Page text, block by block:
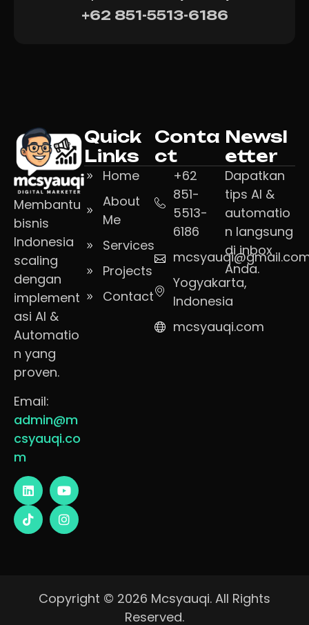
+62 851-5513-6186
Membantu
bisnis
Indonesia
scaling
dengan
implement
asi AI &
Automatio
n yang
proven.
Email:
admin@m
csyauqi.co
m
Quick
Links
Home
About
Me
Services
Projects
Contact
Conta
ct
+62
851-
5513-
6186
Yogyakarta,
Indonesia
mcsyauqi.com
Newsl
etter
Dapatkan
tips AI &
automatio
n langsung
di inbox
Anda.
Copyright © 2026 Mcsyauqi. All Rights
Reserved.